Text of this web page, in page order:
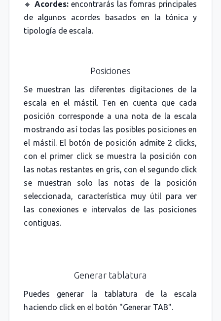
🔸 Acordes: encontrarás las fomras principales
de algunos acordes basados en la tónica y
tipología de escala.
Posiciones
Se muestran las diferentes digitaciones de la
escala en el mástil. Ten en cuenta que cada
posición corresponde a una nota de la escala
mostrando así todas las posibles posiciones en
el mástil. El botón de posición admite 2 clicks,
con el primer click se muestra la posición con
las notas restantes en gris, con el segundo click
se muestran solo las notas de la posición
seleccionada, característica muy útil para ver
las conexiones e intervalos de las posiciones
contiguas.
Generar tablatura
Puedes generar la tablatura de la escala
haciendo click en el botón "Generar TAB".